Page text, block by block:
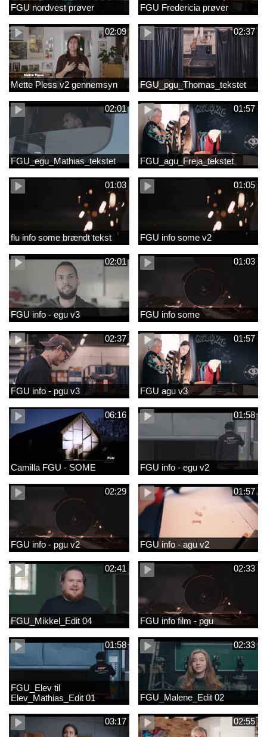
FGU nordvest prøver FGU Fredericia prøver
02:09
Mette Pless v2 gennemsyn
02:37
FGU_pgu_Thomas_tekstet
02:01
FGU_egu_Mathias_tekstet
01:57
FGU_agu_Freja_tekstet
01:03
flu info some brændt tekst
01:05
FGU info some v2
02:01
FGU info - egu v3
01:03
FGU info some
02:37
FGU info - pgu v3
01:57
FGU agu v3
06:16
Camilla FGU - SOME
01:58
FGU info - egu v2
02:29
FGU info - pgu v2
01:57
FGU info - agu v2
02:41
FGU_Mikkel_Edit 04
02:33
FGU info film - pgu
01:58
FGU_Elev til
Elev_Mathias_Edit 01
02:33
FGU_Malene_Edit 02
03:17 02:55